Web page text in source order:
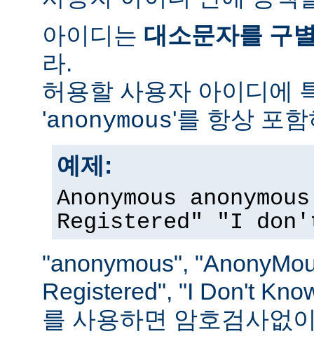
아이디는 대소문자를 구
라.
허용할 사용자 아이디에
'anonymous'를 항상 포
예제:
Anonymous
Registered" "I
"anonymous",
Registered", "I Don't
를 사용하면 암호검사없